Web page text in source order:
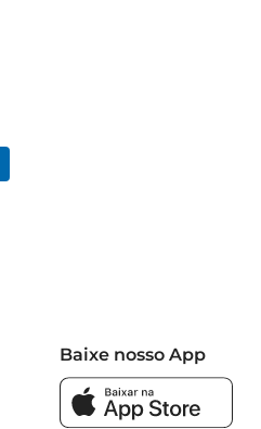
Baixe nosso App